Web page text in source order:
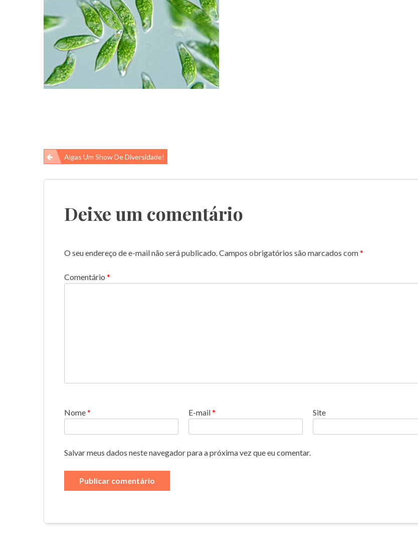
Navegação
de
Algas Um Show De Diversidade!
Deixe um comentário
O seu endereço de e-mail não será publicado. Campos obrigatórios são marcados com*
Comentário *
Nome* E-mail* Site
Salvar meus dados neste navegador para a próxima vez que eu comentar.